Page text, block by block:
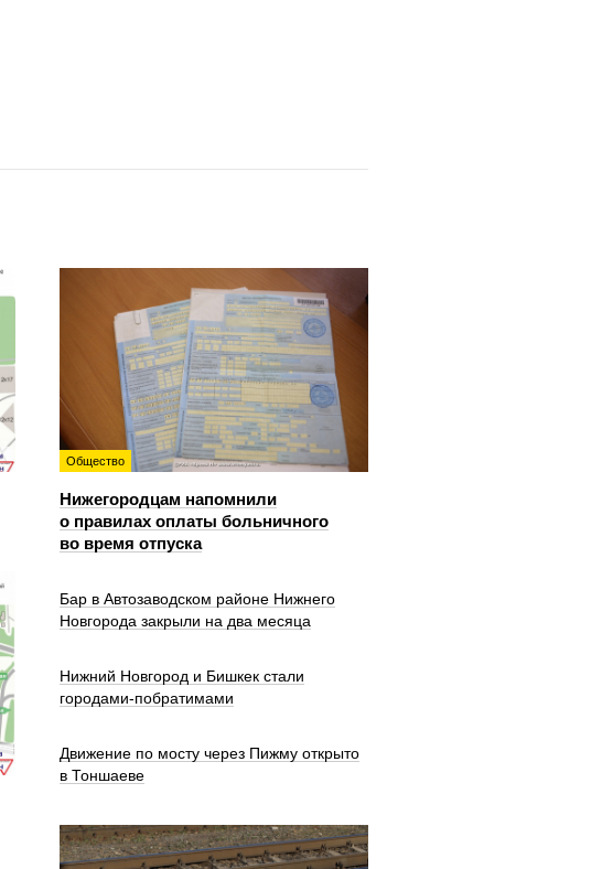
Общество
Нижегородцам напомнили
о правилах оплаты больничного
во время отпуска
Бар в Автозаводском районе Нижнего
Новгорода закрыли на два месяца
Нижний Новгород и Бишкек стали
городами-побратимами
Движение по мосту через Пижму открыто
в Тоншаеве